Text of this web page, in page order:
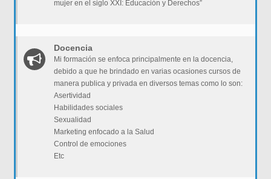
mujer en el siglo XXI: Educación y Derechos”
Docencia
Mi formación se enfoca principalmente en la docencia,
debido a que he brindado en varias ocasiones cursos de
manera publica y privada en diversos temas como lo son:
Asertividad
Habilidades sociales
Sexualidad
Marketing enfocado a la Salud
Control de emociones
Etc